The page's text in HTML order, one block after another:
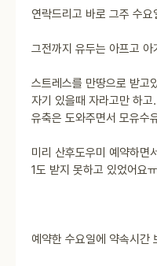
연락드리고 바로 그주 수
그전까지 유두는 아프고
스트레스를 만땅으로 받고
자기 있을때 자라고만 하
유축은 도와주면서 모유수
미리 산후도우미 예약하면
1도 받지 못하고 있었어요
예약한 수요일에 약속시간